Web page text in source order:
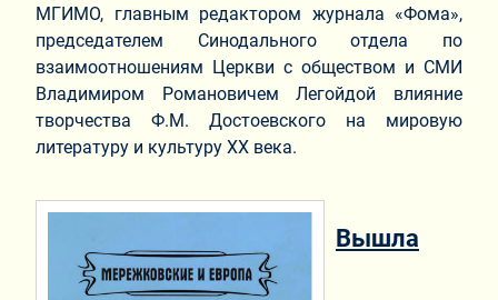
МГИМО, главным редактором журнала «Фома»,
председателем Синодального отдела по
взаимоотношениям Церкви с обществом и СМИ
Владимиром Романовичем Легойдой влияние
творчества Ф.М. Достоевского на мировую
литературу и культуру XX века.
Вышла